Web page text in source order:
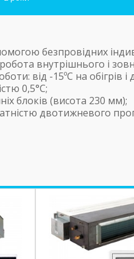
безпровідних
внутрішнього і
від -15ºC на обігрів і
0,5°C;
блоків (висота 230 мм);
двотижневого